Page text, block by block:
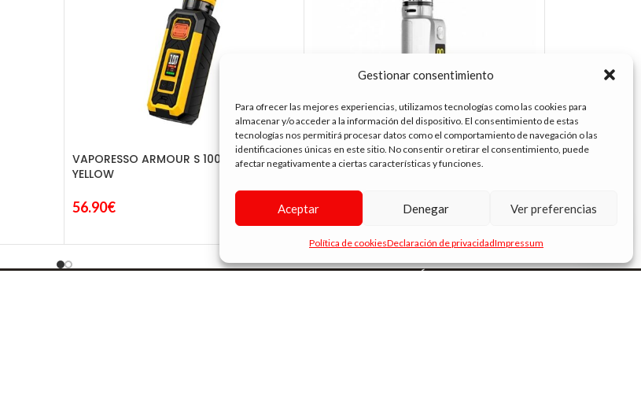
Gestionar consentimiento
Para ofrecer las mejores experiencias, utilizamos tecnologías como las cookies para
almacenar y/o acceder a la información del dispositivo. El consentimiento de estas
tecnologías nos permitirá procesar datos como el comportamiento de navegación o las
identificaciones únicas en este sitio. No consentir o retirar el consentimiento, puede
afectar negativamente a ciertas características y funciones.
Aceptar Denegar Ver preferencias
Política de cookiesDeclaración de privacidadImpressum
VAPORESSO ARMOUR S 100W KIT
YELLOW
56.90€
VAPORESSO GEN 80 KIT LIGHT SILVER
39.90€
VAPORESSO
SIGUE NAVEGANDO ENLACES DE INTERÉS